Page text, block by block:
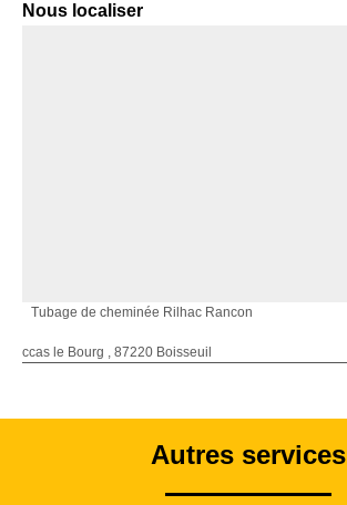
Nous localiser
Tubage de cheminée Rilhac Rancon
ccas le Bourg , 87220 Boisseuil
Autres services